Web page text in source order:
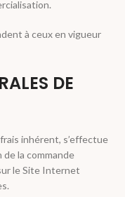
à ceux en vigueur
DE
inhérent, s’effectue
la commande
le Site Internet